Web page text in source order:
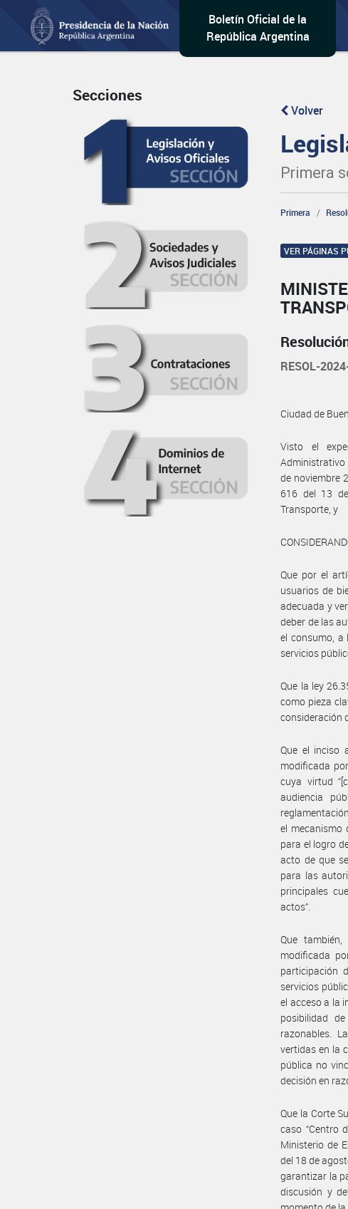
Boletín Oficial de la
República Argentina
Secciones
Volver
Primera
Primera
VER PÁGINAS
RESOL-
Ciudad de
Visto el
Administrativo
de noviembre
616 del 13
Transporte, y
Que por el
usuarios de
adecuada y
deber de las
el consumo, a
servicios
Que la ley
como pieza
consideración
Que el inciso
modificada
cuya virtud
audiencia
el mecanismo
para el logro
acto de que
para las
principales
actos”.
Que
modificada
participación
servicios
el acceso a la
posibilidad
razonables.
vertidas en la
pública no
decisión en
Que la Corte
caso “Centro
Ministerio de
del 18 de
garantizar la
discusión y